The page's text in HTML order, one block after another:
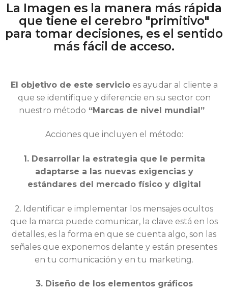
La Imagen es la manera más rápida
que tiene el cerebro "primitivo"
para tomar decisiones, es el sentido
más fácil de acceso.
El objetivo de este servicioes ayudar al cliente a
que se identifique y diferencie en su sector con
nuestro método “Marcas de nivel mundial”
Acciones que incluyen el método:
1. Desarrollar la estrategia que le permita
adaptarse a las nuevas exigencias y
estándares del mercado físico y digital
2. Identificar e implementar los mensajes ocultos
que la marca puede comunicar, la clave está en los
detalles, es la forma en que se cuenta algo, son las
señales que exponemos delante y están presentes
en tu comunicación y en tu marketing.
3. Diseño de los elementos gráficos